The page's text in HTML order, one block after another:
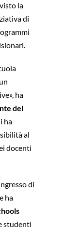
la
di
ha
del
ha
al
docenti
di
ha
studenti